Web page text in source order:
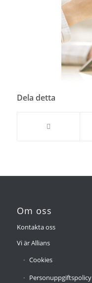
Dela detta
Om oss
Kontakta oss
Vi är Allians
Cookies
Personuppgiftspolicy